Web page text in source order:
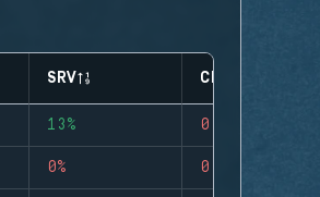
SRV CLUTCHES
13% 0
0% 0